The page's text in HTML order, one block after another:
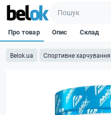
Belok.ua Спортивне харчування
Про товар Опис Склад